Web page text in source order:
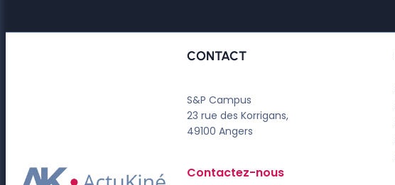
CONTACT
S&P Campus
23 rue des Korrigans,
49100 Angers
Contactez-nous